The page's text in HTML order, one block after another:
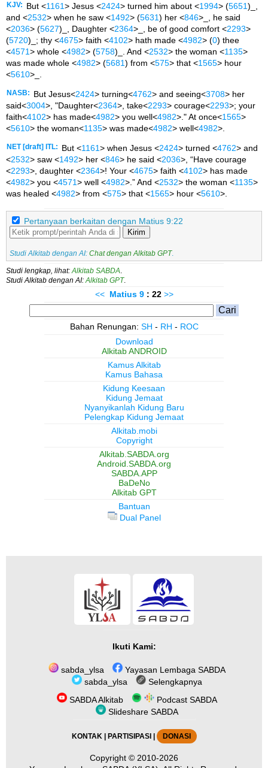
KJV: But <1161> Jesus <2424> turned him about <1994> (5651)_,
and <2532> when he saw <1492> (5631) her <846>_, he said
<2036> (5627)_, Daughter <2364>_, be of good comfort <2293>
(5720)_; thy <4675> faith <4102> hath made <4982> (0) thee
<4571> whole <4982> (5758)_. And <2532> the woman <1135>
was made whole <4982> (5681) from <575> that <1565> hour
<5610>_.
NASB: But Jesus<2424> turning<4762> and seeing<3708> her
said<3004>, "Daughter<2364>, take<2293> courage<2293>; your
faith<4102> has made<4982> you well<4982>."At once<1565>
<5610> the woman<1135> was made<4982> well<4982>.
NET [draft] ITL: But <1161> when Jesus <2424> turned <4762> and
<2532> saw <1492> her <846> he said <2036>, “Have courage
<2293>, daughter <2364>! Your <4675> faith <4102> has made
<4982> you <4571> well <4982>.” And <2532> the woman <1135>
was healed <4982> from <575> that <1565> hour <5610>.
Pertanyaan berkaitan dengan Matius 9:22
Kirim
Studi Alkitab dengan AI: Chat dengan Alkitab GPT.
Studi lengkap, lihat: Alkitab SABDA
Studi Alkitab dengan AI: Alkitab GPT.
<< Matius 9 : 22 >>
Bahan Renungan: SH - RH - ROC
Download
Alkitab ANDROID
Kamus Alkitab
Kamus Bahasa
Kidung Keesaan
Kidung Jemaat
Nyanyikanlah Kidung Baru
Pelengkap Kidung Jemaat
Alkitab.mobi
Copyright
Alkitab.SABDA.org
Android.SABDA.org
SABDA.APP
BaDeNo
Alkitab GPT
Bantuan
Dual Panel
Ikuti Kami:
sabda_ylsa
Yayasan Lembaga SABDA
sabda_ylsa
Selengkapnya
SABDA Alkitab
Podcast SABDA
Slideshare SABDA
KONTAK| PARTISIPASI DONASI
Copyright © 2010-2026